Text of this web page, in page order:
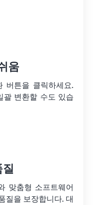
움
버튼을 클릭하세요.
괄 변환할 수도 있습
맞춤형 소프트웨어
질을 보장합니다. 대